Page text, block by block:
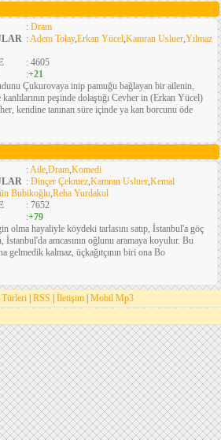
: Dram
:Adem Tolay,Erkan Yücel,Kamran Usluer,Yılmaz
: 4605
:+21
Çukurovaya inip pamuğu bağlayan bir ailenin,
peşinde dolaştığı Cevher in (Erkan Yücel)
kendine tanınan süre içinde ya kan borcunu öde
:Aile,Dram,Komedi
: Dinçer Çekmez,Kamran Usluer,Kemal
Bubikoğlu,Reha Yurdakul
: 7652
:+79
olma hayaliyle köydeki tarlasını satıp, İstanbul'a göç
İstanbul'da amcasının oğlunu aramaya koyulur. Bu
gelmedik kalmaz, üçkağıtçının biri ona Bo
RSS İletişim Mobil Mp3